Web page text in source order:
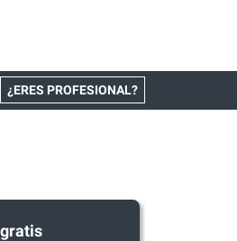
¿ERES PROFESIONAL?